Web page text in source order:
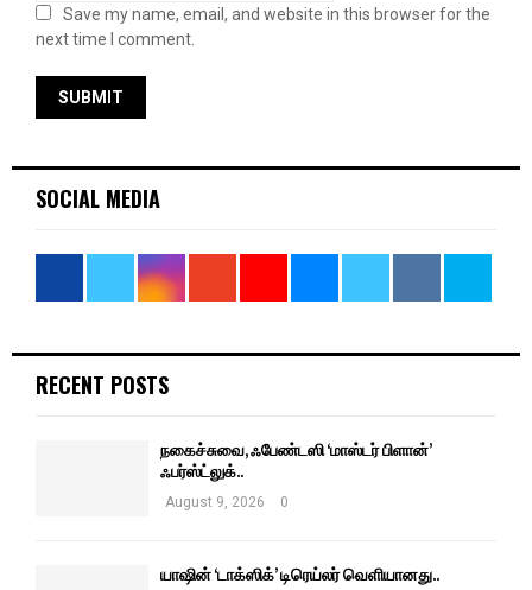
Save my name, email, and website in this browser for the
next time I comment.
SOCIAL MEDIA
RECENT POSTS
நகைச்சுவை, ஃபேண்டஸி ‘மாஸ்டர் பிளான்’
ஃபர்ஸ்ட்லுக்..
August 9, 2026 0
யாஷின் ‘டாக்ஸிக்’ டிரெய்லர் வெளியானது..